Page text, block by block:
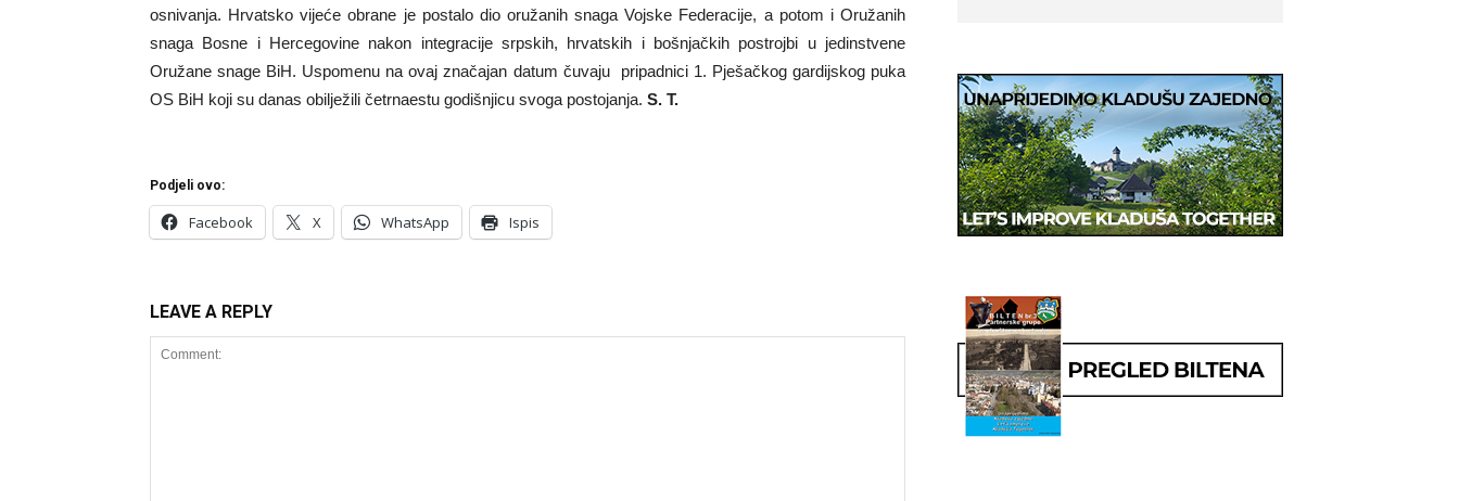
osnivanja. Hrvatsko vijeće obrane je postalo dio oružanih snaga Vojske Federacije, a potom i Oružanih
snaga Bosne i Hercegovine nakon integracije srpskih, hrvatskih i bošnjačkih postrojbi u jedinstvene
Oružane snage BiH. Uspomenu na ovaj značajan datum čuvaju pripadnici 1. Pješačkog gardijskog puka
OS BiH koji su danas obilježili četrnaestu godišnjicu svoga postojanja. S. T.
Podjeli ovo:
Facebook X WhatsApp Ispis
LEAVE A REPLY